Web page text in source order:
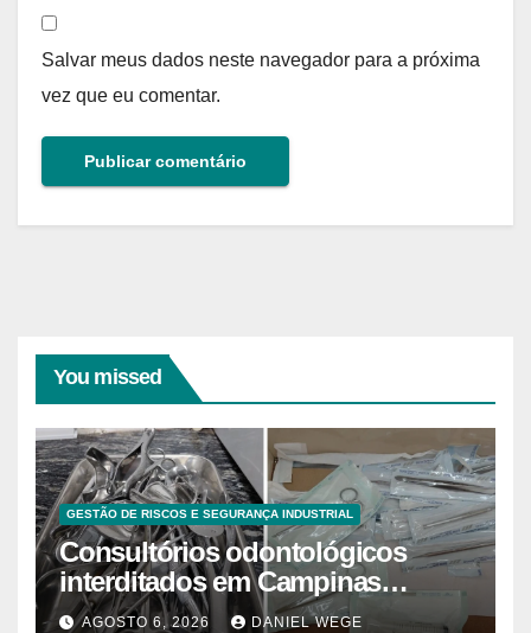
Salvar meus dados neste navegador para a próxima
vez que eu comentar.
You missed
GESTÃO DE RISCOS E SEGURANÇA INDUSTRIAL
Consultórios odontológicos
interditados em Campinas
superam 2025
AGOSTO 6, 2026 DANIEL WEGE